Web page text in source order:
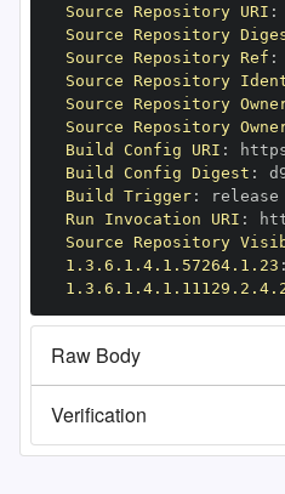
Source Repository URI :
Source Repository
Source Repository Ref :
Source Repository
Source Repository
Source Repository
Build Config URI :
Build Config Digest :
Build Trigger:
Run Invocation URI :
Source Repository
1.3.6.1.4.1.57264.1.23 :
Raw Body
Verification